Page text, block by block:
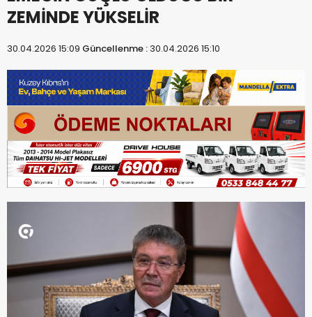
ZEMİNDE YÜKSELİR
30.04.2026 15:09 Güncellenme :30.04.2026 15:10